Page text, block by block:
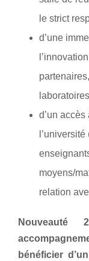
le strict
d’une
d’un
moyens/
relation
bénéficier